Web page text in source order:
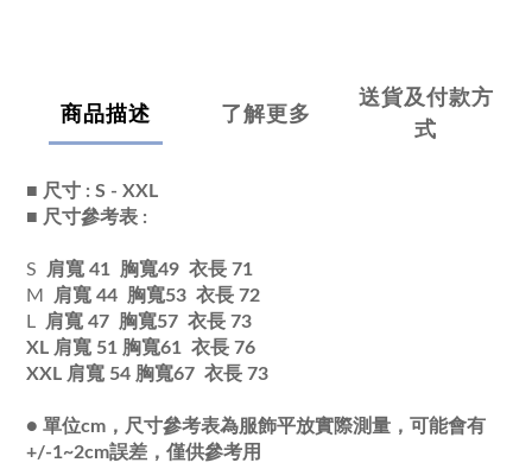
商品描述 了解更多
送貨及付款方
式
■ 尺寸 : S - XXL
■ 尺寸參考表 :
S 肩寬 41 胸寬49 衣長 71
M
肩寬 44 胸寬53 衣長 72
L 肩寬 47 胸寬57 衣長 73
XL 肩寬 51 胸寬61 衣長 76
XXL 肩寬 54 胸寬67 衣長 73
● 單位cm，尺寸參考表為服飾平放實際測量，可能會有
+/-1~2cm誤差，僅供參考用